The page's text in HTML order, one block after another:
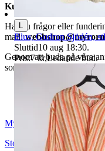
Kundservice
Har du frågor eller
mail:
Genom att buda på våra
som du hittar på vår
Myrorna
Stockholm , Sverige
L
Blus, Gudrun Sjödén,
Sluttid10 aug 18:30.
Pris:7 kr,Ledande bud.